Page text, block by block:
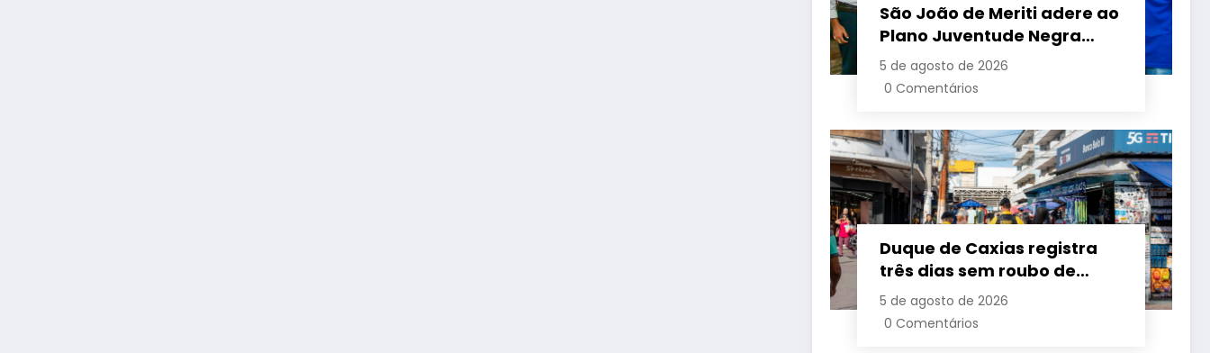
São João de Meriti adere ao
Plano Juventude Negra
Viva durante visita da
ministra da Igualdade
5 de agosto de 2026
0 Comentários
Duque de Caxias registra
três dias sem roubo de
cargas no início de agosto
5 de agosto de 2026
0 Comentários